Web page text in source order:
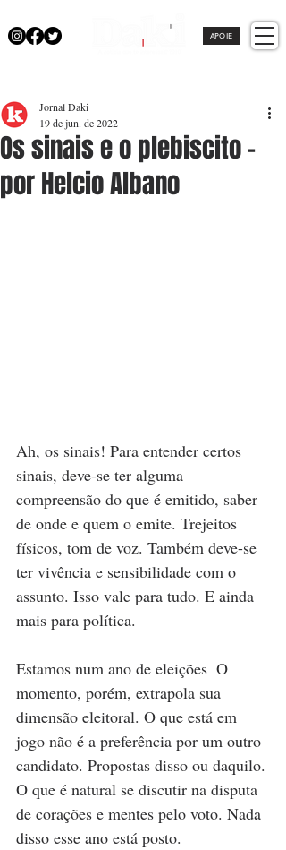
APOIE
Os sinais e o plebiscito -
por Helcio Albano
Jornal Daki
19 de jun. de 2022
Ah, os sinais! Para entender certos
sinais, deve-se ter alguma
compreensão do que é emitido, saber
de onde e quem o emite. Trejeitos
físicos, tom de voz. Também deve-se
ter vivência e sensibilidade com o
assunto. Isso vale para tudo. E ainda
mais para política.
Estamos num ano de eleições  O
momento, porém, extrapola sua
dimensão eleitoral. O que está em
jogo não é a preferência por um outro
candidato. Propostas disso ou daquilo.
O que é natural se discutir na disputa
de corações e mentes pelo voto. Nada
disso esse ano está posto.